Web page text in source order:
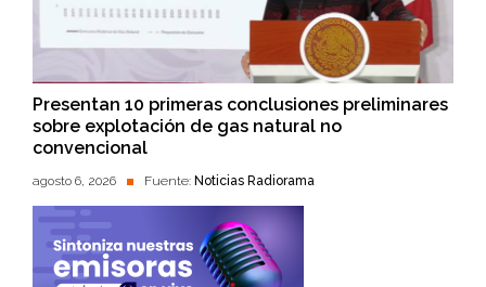
Presentan 10 primeras conclusiones preliminares
sobre explotación de gas natural no
convencional
agosto 6, 2026 Fuente: Noticias Radiorama